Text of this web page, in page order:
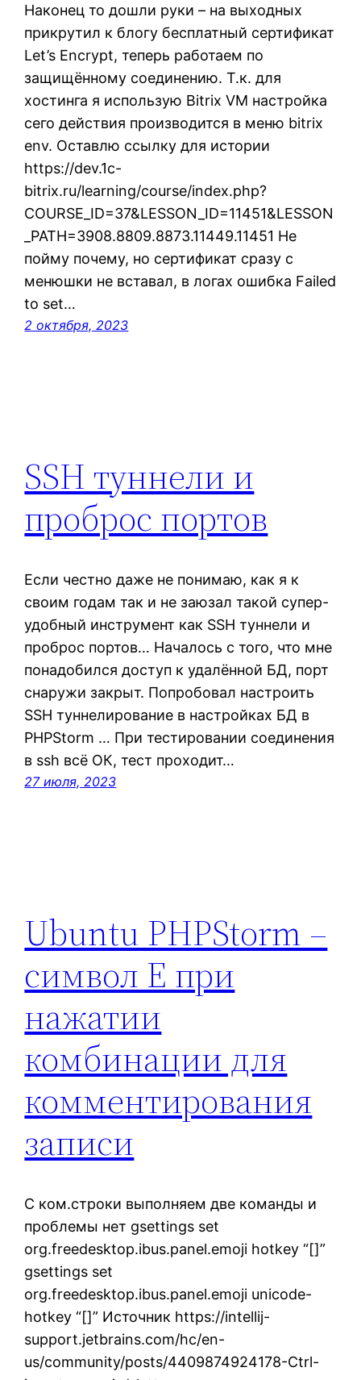
Наконец то дошли руки – на выходных
прикрутил к блогу бесплатный сертификат
Let’s Encrypt, теперь работаем по
защищённому соединению. Т.к. для
хостинга я использую Bitrix VM настройка
сего действия производится в меню bitrix
env. Оставлю ссылку для истории
https://dev.1c-
bitrix.ru/learning/course/index.php?
COURSE_ID=37&LESSON_ID=11451&LESSON
_PATH=3908.8809.8873.11449.11451 Не
пойму почему, но сертификат сразу с
менюшки не вставал, в логах ошибка Failed
to set…
2 октября, 2023
SSH туннели и
проброс портов
Если честно даже не понимаю, как я к
своим годам так и не заюзал такой супер-
удобный инструмент как SSH туннели и
проброс портов… Началось с того, что мне
понадобился доступ к удалённой БД, порт
снаружи закрыт. Попробовал настроить
SSH туннелирование в настройках БД в
PHPStorm … При тестировании соединения
в ssh всё ОК, тест проходит…
27 июля, 2023
Ubuntu PHPStorm –
символ E при
нажатии
комбинации для
комментирования
записи
С ком.строки выполняем две команды и
проблемы нет gsettings set
org.freedesktop.ibus.panel.emoji hotkey “[]”
gsettings set
org.freedesktop.ibus.panel.emoji unicode-
hotkey “[]” Источник https://intellij-
support.jetbrains.com/hc/en-
us/community/posts/4409874924178-Ctrl-